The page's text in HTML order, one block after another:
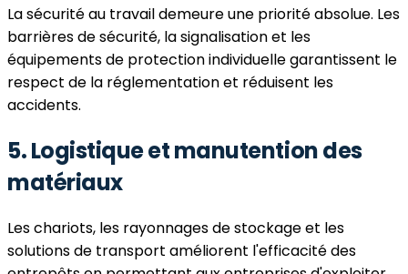
La sécurité au travail demeure une priorité absolue. Les
barrières de sécurité, la signalisation et les
équipements de protection individuelle garantissent le
respect de la réglementation et réduisent les
accidents.
5. Logistique et manutention des
matériaux
Les chariots, les rayonnages de stockage et les
solutions de transport améliorent l'efficacité des